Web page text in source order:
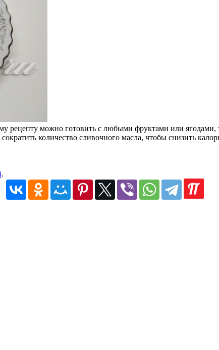
рецепту можно готовить с любыми фруктами или ягодами,
количество сливочного масла, чтобы снизить
.